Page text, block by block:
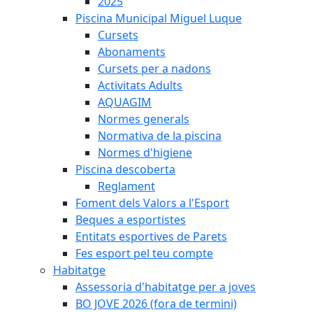
Piscina Municipal Miguel Luque
Cursets
Abonaments
Cursets per a nadons
Activitats Adults
AQUAGIM
Normes generals
Normativa de la piscina
Normes d'higiene
Piscina descoberta
Reglament
Foment dels Valors a l'Esport
Beques a esportistes
Entitats esportives de Parets
Fes esport pel teu compte
Habitatge
Assessoria d'habitatge per a joves
BO JOVE 2026 (fora de termini)